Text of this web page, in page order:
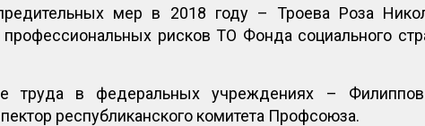
мер в 2018 году – Троева Роза
рисков ТО Фонда социального
труда в федеральных учреждениях –
республиканского комитета Профсоюза.